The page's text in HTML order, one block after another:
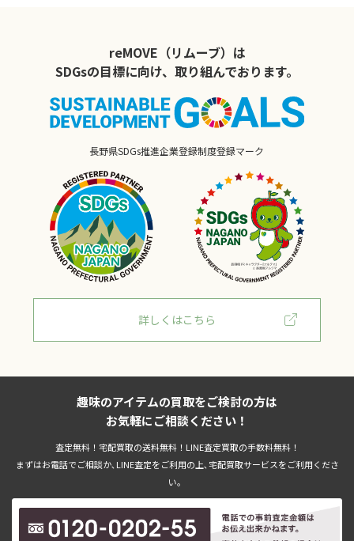
reMOVE（リムーブ）は
SDGsの目標に向け、取り組んでおります。
長野県SDGs推進企業登録制度登録マーク
詳しくはこちら
趣味のアイテムの買取をご検討の方は
お気軽にご相談ください！
査定無料！宅配買取の送料無料！LINE査定買取の手数料無料！
まずはお電話でご相談か､LINE査定をご利用の上､宅配買取サービスをご利用くださ
い。